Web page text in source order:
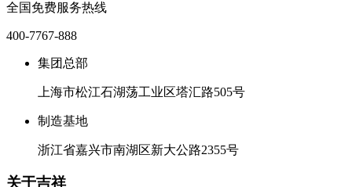
全国免费服务热线
400-7767-888
集团总部
上海市松江石湖荡工业区塔汇路505号
制造基地
浙江省嘉兴市南湖区新大公路2355号
关于吉祥